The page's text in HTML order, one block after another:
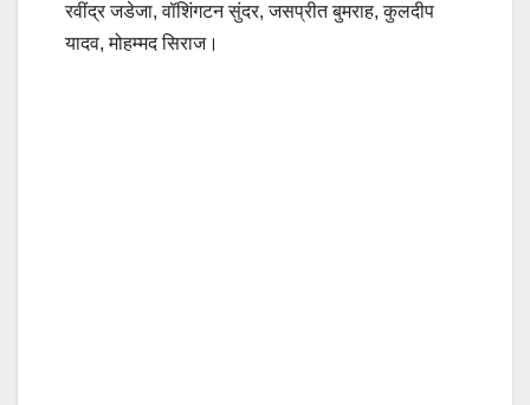
रवींद्र जडेजा, वॉशिंगटन सुंदर, जसप्रीत बुमराह, कुलदीप
यादव, मोहम्मद सिराज।